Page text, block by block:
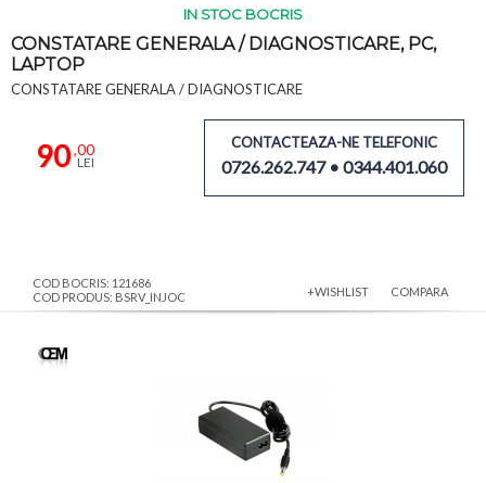
IN STOC BOCRIS
CONSTATARE GENERALA / DIAGNOSTICARE, PC,
LAPTOP
CONSTATARE GENERALA / DIAGNOSTICARE
90,00
LEI
CONTACTEAZA-NE TELEFONIC
0726.262.747 • 0344.401.060
COD BOCRIS: 121686
COD PRODUS: BSRV_INJOC
+WISHLIST COMPARA